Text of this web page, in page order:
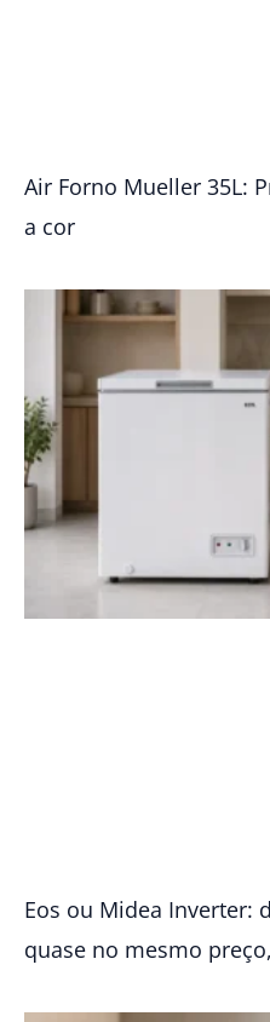
Air Forno Mueller 35L:
a cor
Eos ou Midea Inverter:
quase no mesmo